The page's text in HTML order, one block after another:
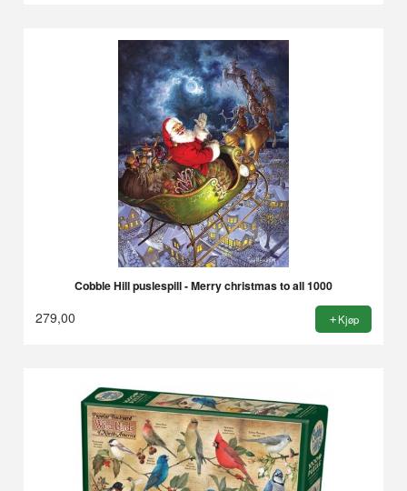
Cobble Hill puslespill - Merry christmas to all 1000
279,00 Kjøp